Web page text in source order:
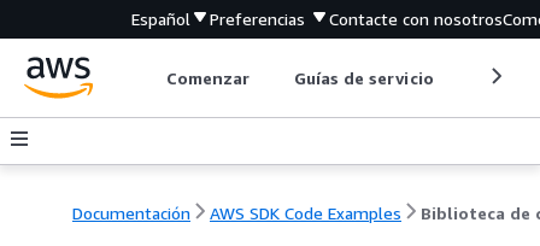
Español Preferencias Contacte con nosotros
Comenzar Guías de servicio
Documentación AWS SDK Code Examples